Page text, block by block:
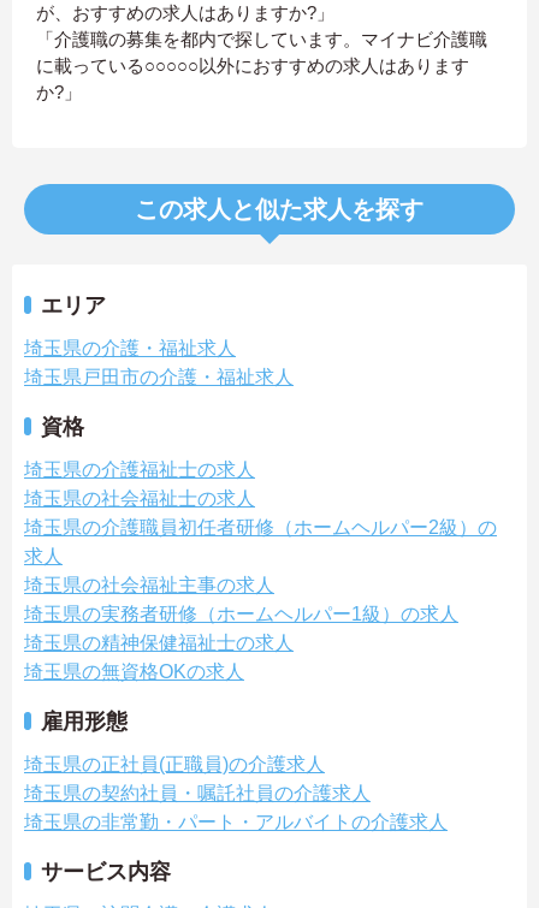
が、おすすめの求人はありますか?」
「介護職の募集を都内で探しています。マイナビ介護職
に載っている○○○○○以外におすすめの求人はあります
か?」
この求人と似た求人を探す
エリア
埼玉県の介護・福祉求人
埼玉県戸田市の介護・福祉求人
資格
埼玉県の介護福祉士の求人
埼玉県の社会福祉士の求人
埼玉県の介護職員初任者研修（ホームヘルパー2級）の
求人
埼玉県の社会福祉主事の求人
埼玉県の実務者研修（ホームヘルパー1級）の求人
埼玉県の精神保健福祉士の求人
埼玉県の無資格OKの求人
雇用形態
埼玉県の正社員(正職員)の介護求人
埼玉県の契約社員・嘱託社員の介護求人
埼玉県の非常勤・パート・アルバイトの介護求人
サービス内容